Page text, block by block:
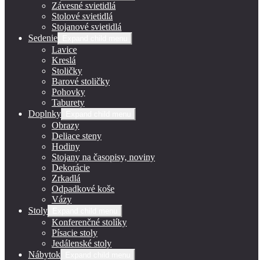
Závesné svietidlá
Stolové svietidlá
Stojanové svietidlá
Sedenie
Lavice
Kreslá
Stoličky
Barové stoličky
Pohovky
Taburety
Doplnky
Obrazy
Deliace steny
Hodiny
Stojany na časopisy, noviny
Dekorácie
Zrkadlá
Odpadkové koše
Vázy
Stoly
Konferenčné stolíky
Písacie stoly
Jedálenské stoly
Nábytok